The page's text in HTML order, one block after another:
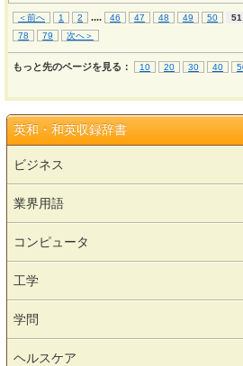
＜前へ 1 2 .... 46 47 48 49 50 51
78 79 次へ＞
もっと先のページを見る： 10 20 30 40
英和・和英収録辞書
ビジネス
業界用語
コンピュータ
工学
学問
ヘルスケア